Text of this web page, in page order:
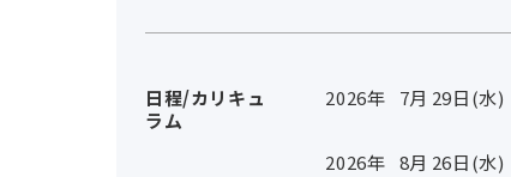
日程/カリキュ
ラム
2026年 7月 29日(水)
2026年 8月 26日(水)